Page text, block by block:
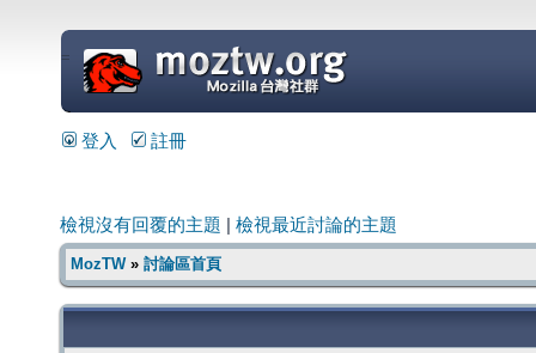
=
登入 註冊
檢視沒有回覆的主題 檢視最近討論的主題
MozTW» 討論區首頁